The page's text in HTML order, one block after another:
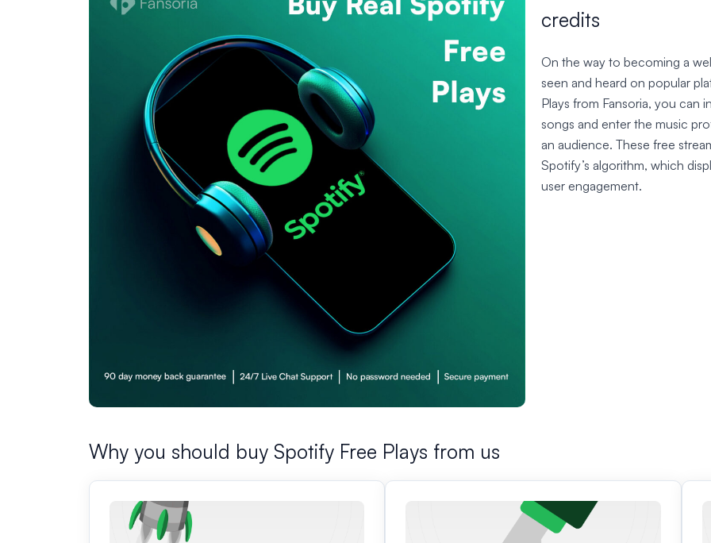
credits
On the way to becoming a
seen and heard on popular
Plays from Fansoria, you can
songs and enter the music
an audience. These free
Spotify’s algorithm, which
user engagement.
Why you should buy Spotify Free Plays from us